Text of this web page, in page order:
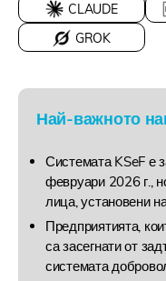
CLAUDE
GROK
Най-важното
Системата KSeF е
февруари 2026 г.,
лица, установени
Предприятията,
са засегнати от
системата